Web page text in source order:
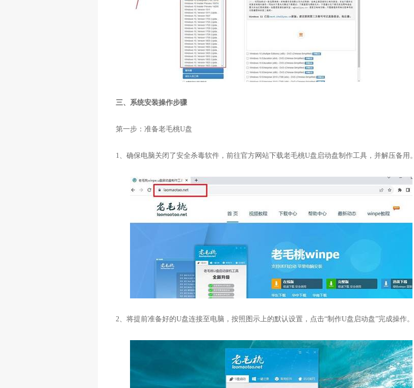
三、系统安装操作步骤
第一步：准备老毛桃U盘
1、确保电脑关闭了安全杀毒软件，前往官方网站下载老毛桃U盘启动盘制作工具，并解压备用。
2、将提前准备好的U盘连接至电脑，按照图示上的默认设置，点击“制作U盘启动盘”完成操作。